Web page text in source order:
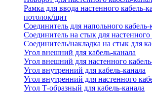
Рамка для ввода настенного кабель-
потолок/щит
Соединитель для напольного кабель-
Соединитель на стык для настенного
Соединитель/накладка на стык для
Угол внешний для кабель-канала
Угол внешний для настенного
Угол внутренний для кабель-канала
Угол внутренний для настенного
Угол Т-образный для кабель-канала